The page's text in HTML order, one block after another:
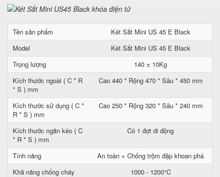
Tên sản phẩm
Két Sắt Mini US 45 E Black
Model
Két Sắt Mini US 45 E Black
Trọng lượng
140 ± 10Kg
Kích thước ngoài ( C * R
* S ) mm
Cao 440 * Rộng 470 * Sâu * 450 mm
Kích thước sử dụng ( C *
R * S ) mm
Cao 250 * Rộng 320 * Sâu * 240 mm
Kích thước ngăn kéo ( C
* R * S ) mm
Có 1 đợt di động
Tính năng
An toàn + Chống trộm đập khoan phá
Khả năng chống cháy
1000 - 1200°C